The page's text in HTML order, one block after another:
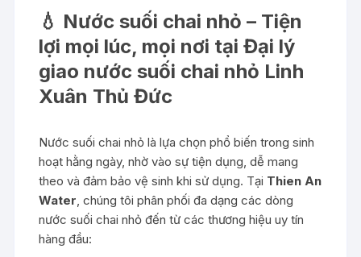
💧 Nước suối chai nhỏ – Tiện
lợi mọi lúc, mọi nơi tại Đại lý
giao nước suối chai nhỏ Linh
Xuân Thủ Đức
Nước suối chai nhỏ là lựa chọn phổ biến trong sinh
hoạt hằng ngày, nhờ vào sự tiện dụng, dễ mang
theo và đảm bảo vệ sinh khi sử dụng. Tại Thien An
Water, chúng tôi phân phối đa dạng các dòng
nước suối chai nhỏ đến từ các thương hiệu uy tín
hàng đầu: